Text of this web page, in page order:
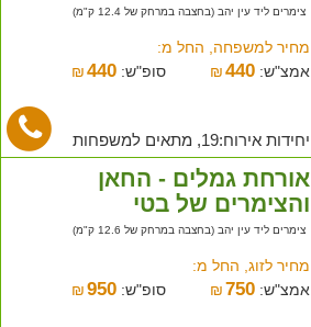
צימרים ליד עין יהב (בחצבה במרחק של 12.4 ק"מ)
מחיר למשפחה, החל מ:
אמצ"ש:
₪440 סופ"ש: ₪ 440
יחידות אירוח:19, מתאים למשפחות
אורחת גמלים - החאן
והצימרים של בטי
צימרים ליד עין יהב (בחצבה במרחק של 12.6 ק"מ)
מחיר לזוג, החל מ:
אמצ"ש:
₪750 סופ"ש: ₪ 950